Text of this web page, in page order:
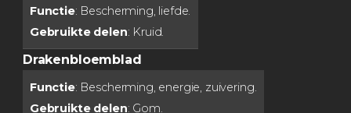
Functie: Bescherming, liefde.
Gebruikte delen: Kruid.
Drakenbloemblad
Functie: Bescherming, energie, zuivering.
Gebruikte delen: Gom.